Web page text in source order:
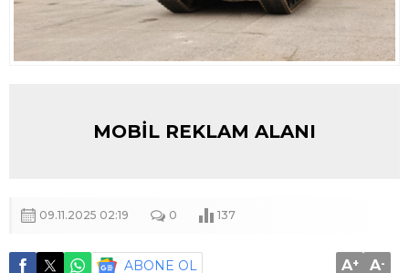
MOBİL REKLAM ALANI
09.11.2025 02:19 0 137
ABONE OL A+ A-